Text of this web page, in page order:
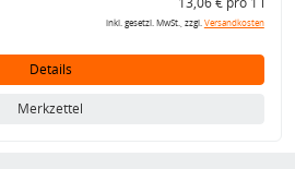
inkl. gesetzl. MwSt., zzgl.Versandkosten
Details
Merkzettel